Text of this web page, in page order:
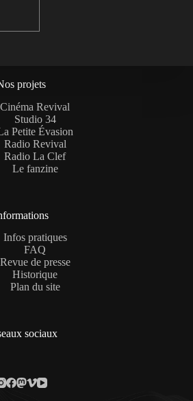
projets
Cinéma Revival
Studio 34
Petite Évasion
Radio Revival
Radio La Clef
Le fanzine
Infos pratiques
FAQ
Revue de presse
Historique
Plan du site
sociaux